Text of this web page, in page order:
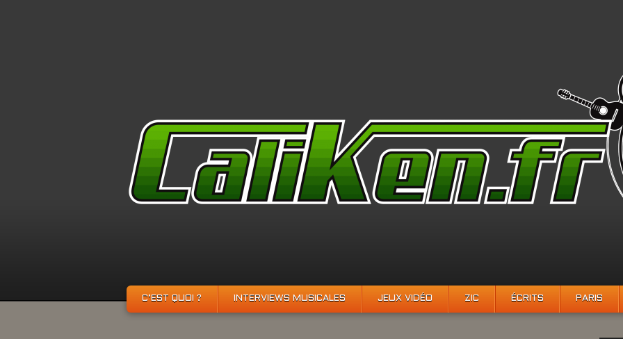
C’EST QUOI ? INTERVIEWS MUSICALES JEUX VIDÉO ZIC ÉCRITS PARIS